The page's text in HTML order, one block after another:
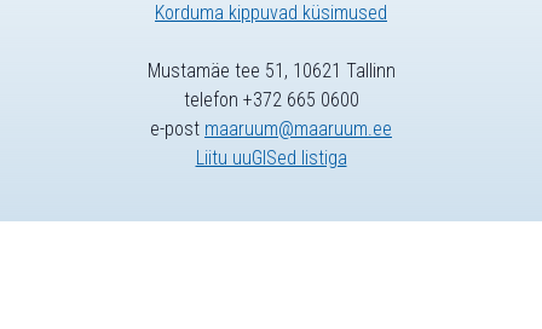
Korduma kippuvad küsimused
Mustamäe tee 51, 10621 Tallinn
telefon +372 665 0600
e-post maaruum@maaruum.ee
Liitu uuGISed listiga